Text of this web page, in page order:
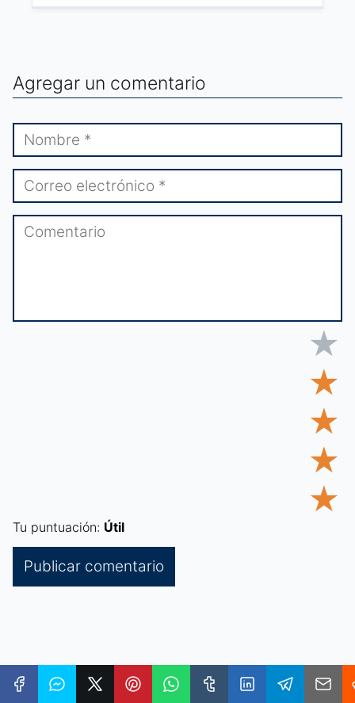
Agregar un comentario
★
★
★
★
★
Tu puntuación: Útil